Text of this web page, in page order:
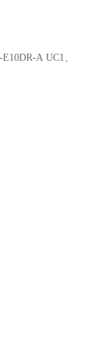
A UC1、